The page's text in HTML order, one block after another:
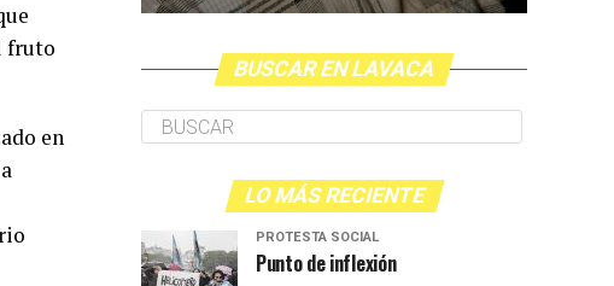
fruto
en
BUSCAR EN LAVACA
LO MÁS RECIENTE
PROTESTA SOCIAL
Punto de inflexión